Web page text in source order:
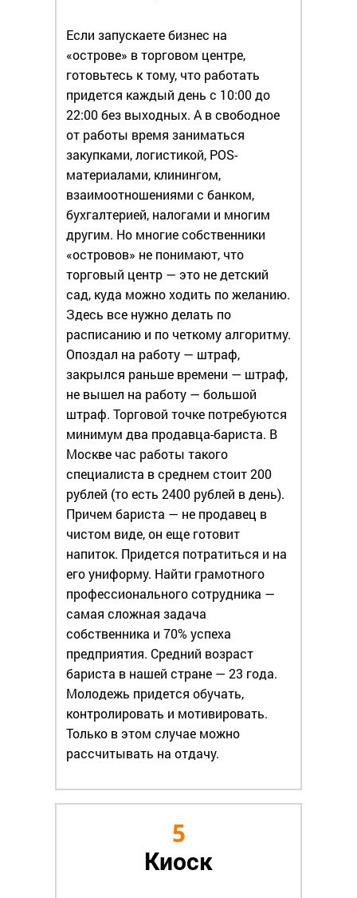
Если запускаете бизнес на
«острове» в торговом центре,
готовьтесь к тому, что работать
придется каждый день с 10:00 до
22:00 без выходных. А в свободное
от работы время заниматься
закупками, логистикой, POS-
материалами, клинингом,
взаимоотношениями с банком,
бухгалтерией, налогами и многим
другим. Но многие собственники
«островов» не понимают, что
торговый центр — это не детский
сад, куда можно ходить по желанию.
Здесь все нужно делать по
расписанию и по четкому алгоритму.
Опоздал на работу — штраф,
закрылся раньше времени — штраф,
не вышел на работу — большой
штраф. Торговой точке потребуются
минимум два продавца-бариста. В
Москве час работы такого
специалиста в среднем стоит 200
рублей (то есть 2400 рублей в день).
Причем бариста — не продавец в
чистом виде, он еще готовит
напиток. Придется потратиться и на
его униформу. Найти грамотного
профессионального сотрудника —
самая сложная задача
собственника и 70% успеха
предприятия. Средний возраст
бариста в нашей стране — 23 года.
Молодежь придется обучать,
контролировать и мотивировать.
Только в этом случае можно
рассчитывать на отдачу.
5
Киоск